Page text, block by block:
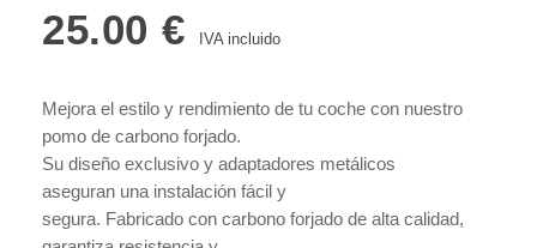
25.00 € IVA incluido
Mejora el estilo y rendimiento de tu coche con nuestro
pomo de carbono forjado.
Su diseño exclusivo y adaptadores metálicos
aseguran una instalación fácil y
segura. Fabricado con carbono forjado de alta calidad,